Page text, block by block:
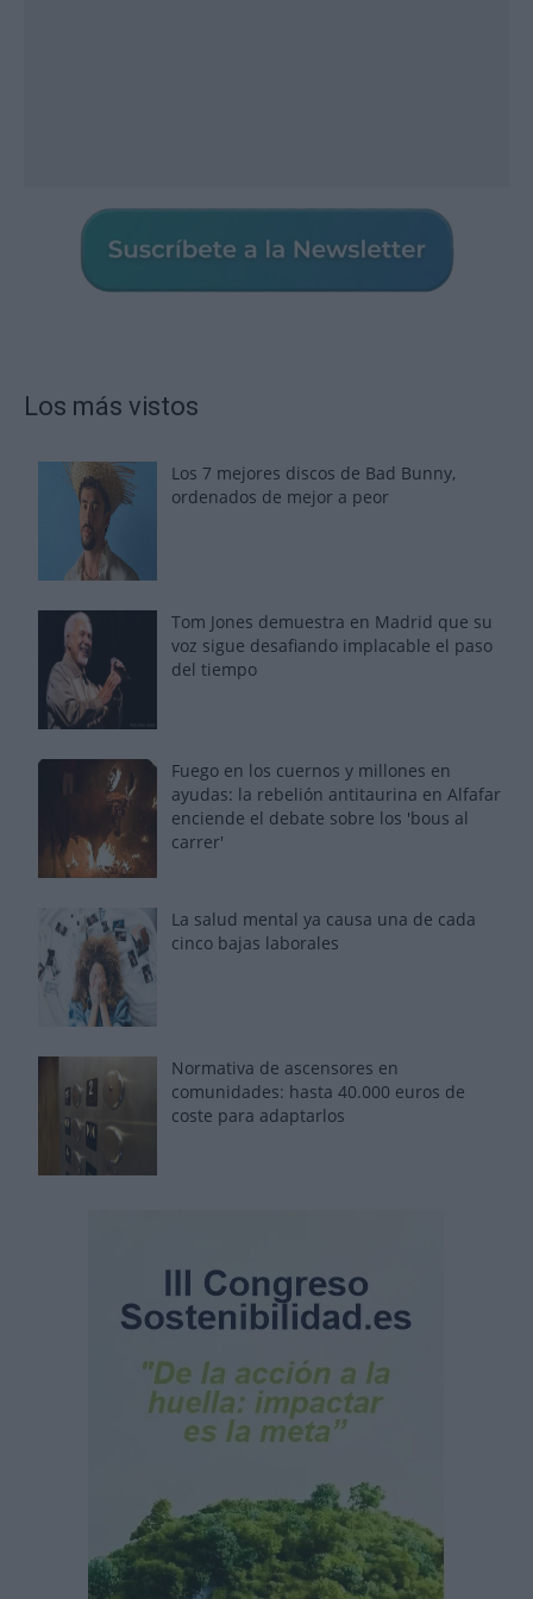
Los más vistos
Los 7 mejores discos de Bad Bunny,
ordenados de mejor a peor
Tom Jones demuestra en Madrid que su
voz sigue desafiando implacable el paso
del tiempo
Fuego en los cuernos y millones en
ayudas: la rebelión antitaurina en Alfafar
enciende el debate sobre los 'bous al
carrer'
La salud mental ya causa una de cada
cinco bajas laborales
Normativa de ascensores en
comunidades: hasta 40.000 euros de
coste para adaptarlos